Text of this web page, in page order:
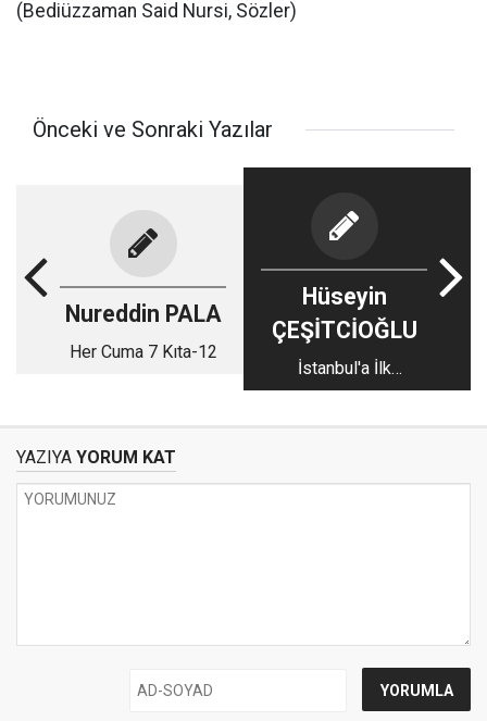
(Bediüzzaman Said Nursi, Sözler)
Önceki ve Sonraki Yazılar
Nureddin PALA
Her Cuma 7 Kıta-12
Hüseyin
ÇEŞİTCİOĞLU
İstanbul'a İlk
Ayakbasış-1
YAZIYA YORUM KAT